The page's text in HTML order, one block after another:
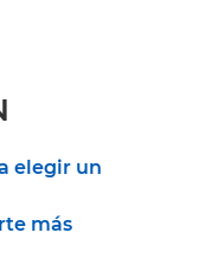
elegir un
más